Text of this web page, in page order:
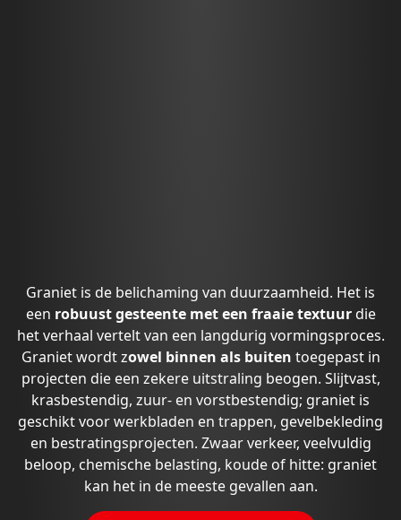
Graniet is de belichaming van duurzaamheid. Het is
een robuust gesteente met een fraaie textuurdie
het verhaal vertelt van een langdurig vormingsproces.
Graniet wordt zowel binnen als buiten toegepast in
projecten die een zekere uitstraling beogen. Slijtvast,
krasbestendig, zuur- en vorstbestendig; graniet is
geschikt voor werkbladen en trappen, gevelbekleding
en bestratingsprojecten. Zwaar verkeer, veelvuldig
beloop, chemische belasting, koude of hitte: graniet
kan het in de meeste gevallen aan.